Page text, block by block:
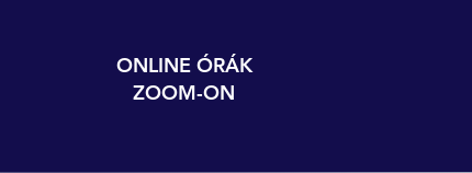
ONLINE ÓRÁK
ZOOM-ON